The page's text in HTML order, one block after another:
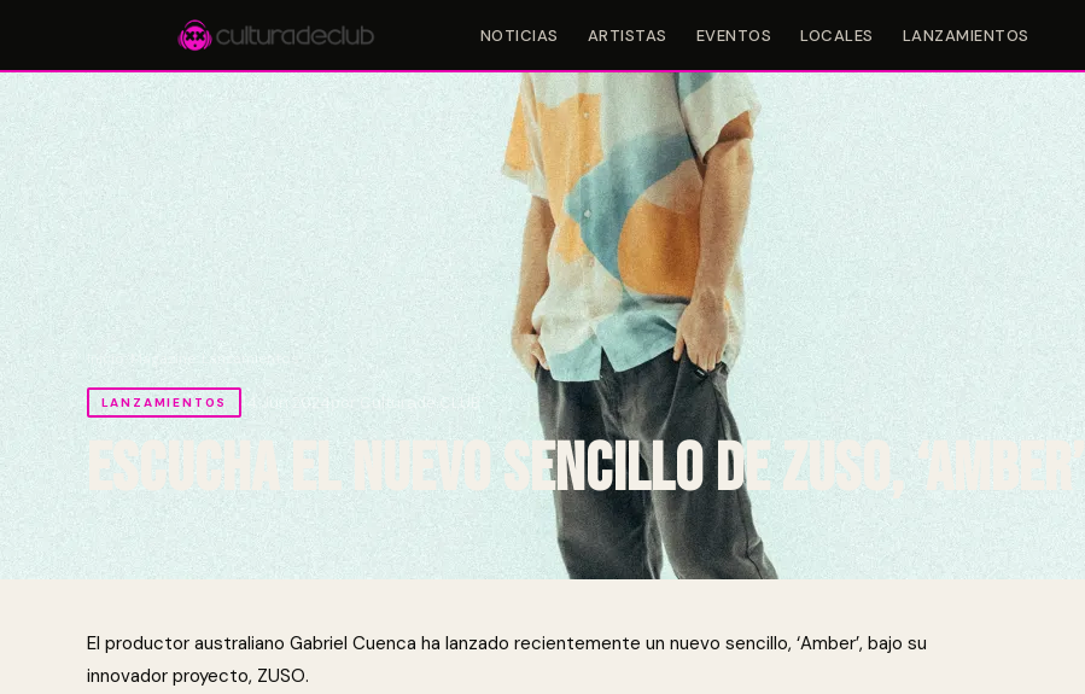
NOTICIAS ARTISTAS EVENTOS LOCALES LANZAMIENTOS
Accesos rápidos: 🎪 Eventos 🎤 Artistas
Inicio / Magazine Lanzamientos
LANZAMIENTOS 14 Jun 2024por Culturade.CLUB
Escucha el nuevo sencillo de ZUSO, ‘Amber’
El productor australiano Gabriel Cuenca ha lanzado recientemente un nuevo sencillo, ‘Amber’, bajo su
innovador proyecto, ZUSO.